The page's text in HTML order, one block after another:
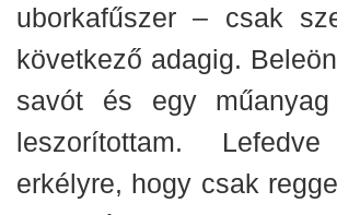
uborkafűszer – csak
következő adagig.
savót és egy műanyag
leszorítottam.
erkélyre, hogy csak